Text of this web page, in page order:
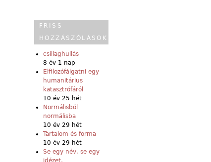
FRISS
HOZZÁSZÓLÁSOK
csillaghullás
8 év 1 nap
Elfilozófálgatni egy
humanitárius
katasztrófáról
10 év 25 hét
Normálisból
normálisba
10 év 29 hét
Tartalom és forma
10 év 29 hét
Se egy név, se egy